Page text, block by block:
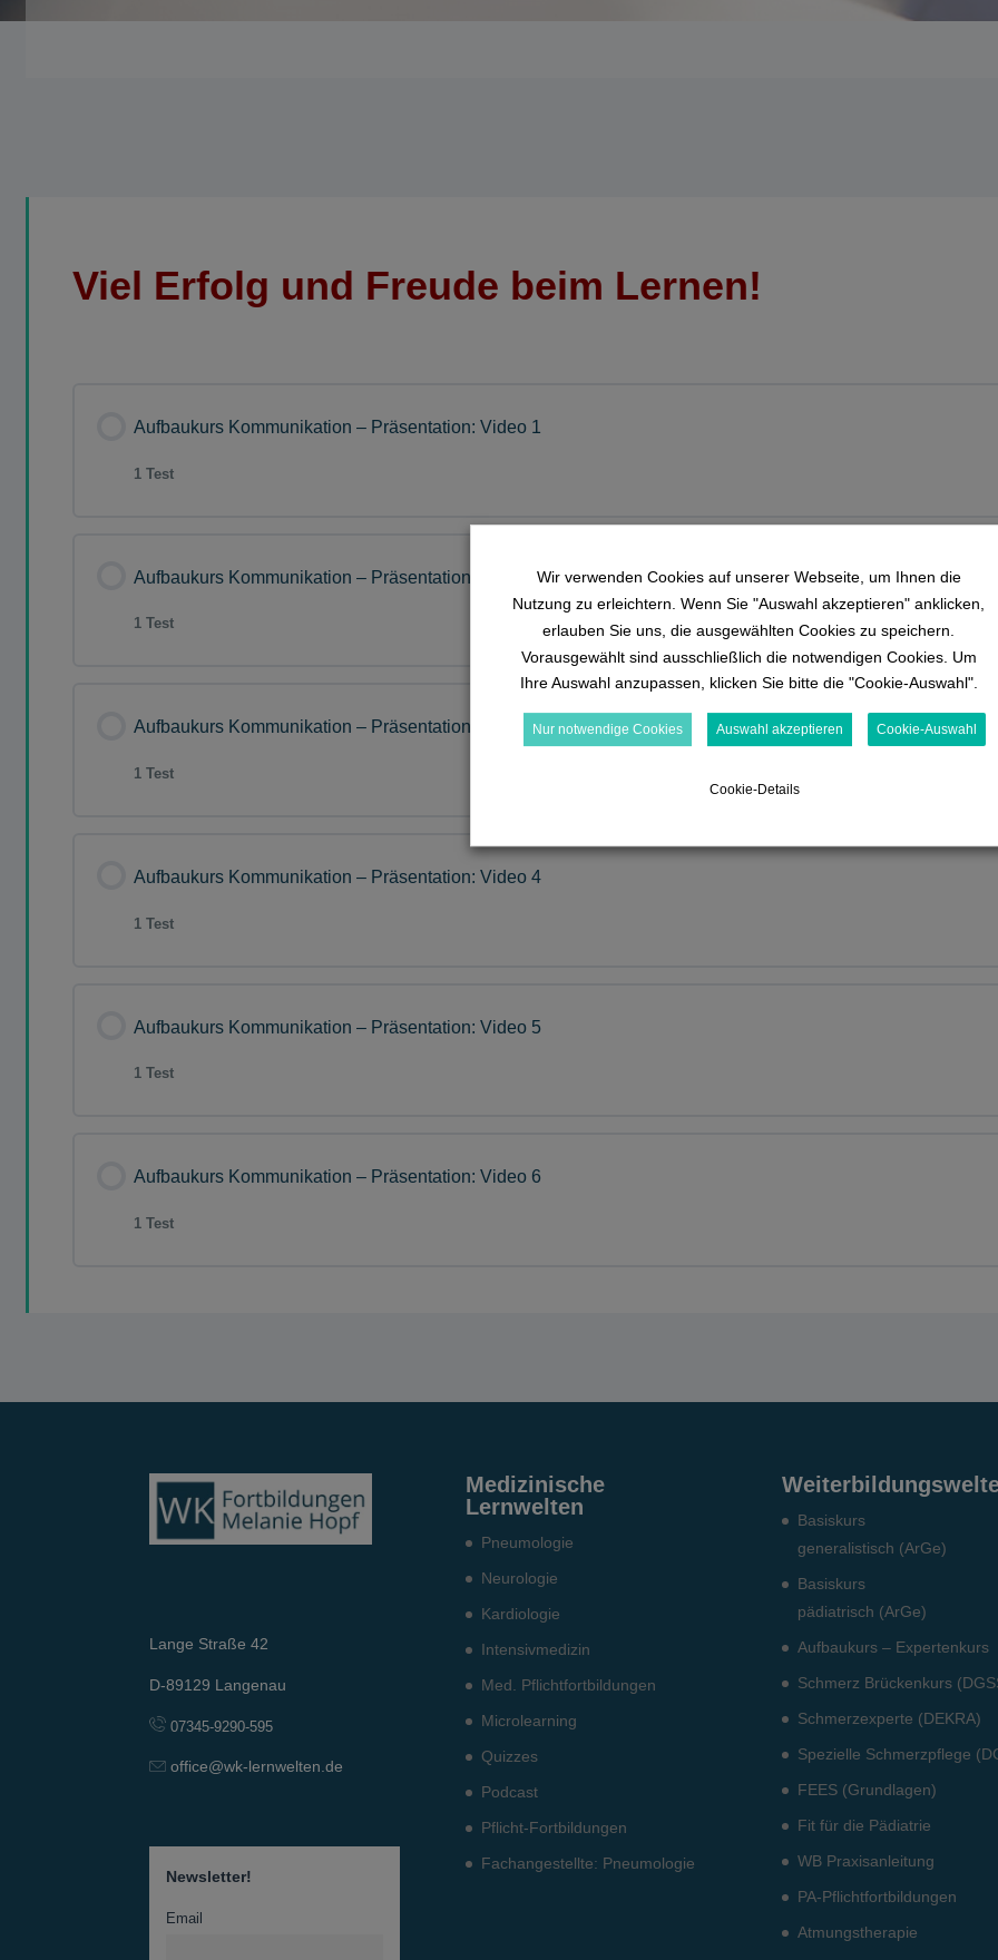
Viel Erfolg und Freude beim Lernen!
Aufbaukurs Kommunikation – Präsentation: Video 1
1 Test
Fragensammlung AK Kommunikation – Präsentation 1
Aufbaukurs Kommunikation – Präsentation: Video 2
1 Test
Fragensammlung AK Kommunikation – Präsentation 2
Aufbaukurs Kommunikation – Präsentation: Video 3
1 Test
Fragensammlung AK Kommunikation – Präsentation 3
Aufbaukurs Kommunikation – Präsentation: Video 4
1 Test
Fragensammlung AK Kommunikation – Präsentation 4
Aufbaukurs Kommunikation – Präsentation: Video 5
1 Test
Fragensammlung AK Kommunikation – Präsentation 5
Aufbaukurs Kommunikation – Präsentation: Video 6
1 Test
Lange Straße 42
D-89129 Langenau
07345-9290-595
office@wk-lernwelten.de
Newsletter!
Email
Medizinische
Lernwelten
Pneumo­logie
Neurologie
Kardiologie
Intensiv­medizin
Med. Pflichtfort­bildun­gen
Microlearning
Quizzes
Podcast
Pflicht-Fort­bildun­gen
Fach­angestellte: Pneumo­logie
Basiskurs
generalistisch (ArGe)
Basiskurs
pädiatrisch (ArGe)
Aufbaukurs – Expertenkurs
Schmerz Brückenkurs
Schmerzexperte (DEKRA)
Spezielle Schmerzpflege
FEES (Grundlagen)
Fit für die Pädiatrie
WB Praxisanleitung
PA-Pflichtfortbildungen
Atmungstherapie
Wir verwenden Cookies auf unserer Webseite, um Ihnen die
Nutzung zu erleichtern. Wenn Sie "Auswahl akzeptieren" anklicken,
erlauben Sie uns, die ausgewählten Cookies zu speichern.
Vorausgewählt sind ausschließlich die notwendigen Cookies. Um
Ihre Auswahl anzupassen, klicken Sie bitte die "Cookie-Auswahl".
Nur notwendige Cookies Auswahl akzeptieren Cookie-Auswahl
Cookie-Details